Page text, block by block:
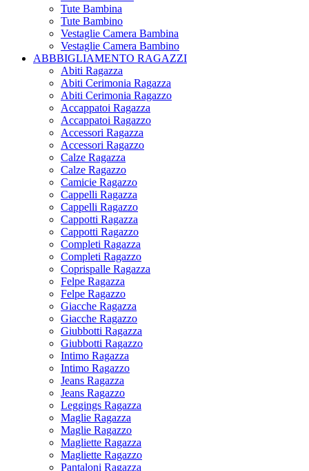
Tute Bambina
Tute Bambino
Vestaglie Camera Bambina
Vestaglie Camera Bambino
ABBBIGLIAMENTO RAGAZZI
Abiti Ragazza
Abiti Cerimonia Ragazza
Abiti Cerimonia Ragazzo
Accappatoi Ragazza
Accappatoi Ragazzo
Accessori Ragazza
Accessori Ragazzo
Calze Ragazza
Calze Ragazzo
Camicie Ragazzo
Cappelli Ragazza
Cappelli Ragazzo
Cappotti Ragazza
Cappotti Ragazzo
Completi Ragazza
Completi Ragazzo
Coprispalle Ragazza
Felpe Ragazza
Felpe Ragazzo
Giacche Ragazza
Giacche Ragazzo
Giubbotti Ragazza
Giubbotti Ragazzo
Intimo Ragazza
Intimo Ragazzo
Jeans Ragazza
Jeans Ragazzo
Leggings Ragazza
Maglie Ragazza
Maglie Ragazzo
Magliette Ragazza
Magliette Ragazzo
Pantaloni Ragazza